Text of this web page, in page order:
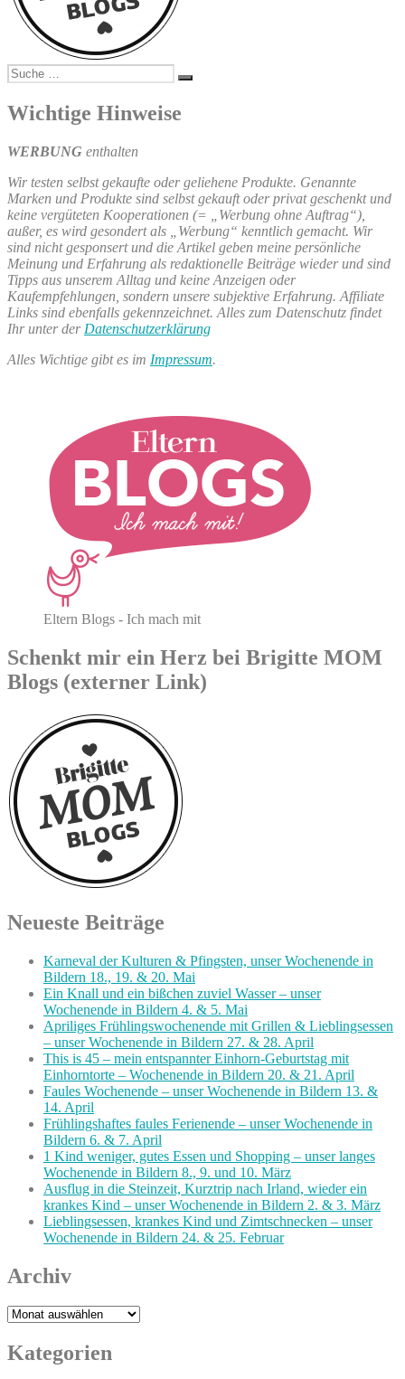
Suche
nach:
Suchen
Wichtige Hinweise
WERBUNG enthalten
Wir testen selbst gekaufte oder geliehene Produkte. Genannte
Marken und Produkte sind selbst gekauft oder privat geschenkt und
keine vergüteten Kooperationen (= „Werbung ohne Auftrag“),
außer, es wird gesondert als „Werbung“ kenntlich gemacht. Wir
sind nicht gesponsert und die Artikel geben meine persönliche
Meinung und Erfahrung als redaktionelle Beiträge wieder und sind
Tipps aus unserem Alltag und keine Anzeigen oder
Kaufempfehlungen, sondern unsere subjektive Erfahrung. Affiliate
Links sind ebenfalls gekennzeichnet. Alles zum Datenschutz findet
Ihr unter der Datenschutzerklärung
Alles Wichtige gibt es im Impressum.
Eltern Blogs - Ich mach mit
Schenkt mir ein Herz bei Brigitte MOM
Blogs (externer Link)
Neueste Beiträge
Karneval der Kulturen & Pfingsten, unser Wochenende in
Bildern 18., 19. & 20. Mai
Ein Knall und ein bißchen zuviel Wasser – unser
Wochenende in Bildern 4. & 5. Mai
Apriliges Frühlingswochenende mit Grillen & Lieblingsessen
– unser Wochenende in Bildern 27. & 28. April
This is 45 – mein entspannter Einhorn-Geburtstag mit
Einhorntorte – Wochenende in Bildern 20. & 21. April
Faules Wochenende – unser Wochenende in Bildern 13. &
14. April
Frühlingshaftes faules Ferienende – unser Wochenende in
Bildern 6. & 7. April
1 Kind weniger, gutes Essen und Shopping – unser langes
Wochenende in Bildern 8., 9. und 10. März
Ausflug in die Steinzeit, Kurztrip nach Irland, wieder ein
krankes Kind – unser Wochenende in Bildern 2. & 3. März
Lieblingsessen, krankes Kind und Zimtschnecken – unser
Wochenende in Bildern 24. & 25. Februar
Archiv
Archiv
Kategorien